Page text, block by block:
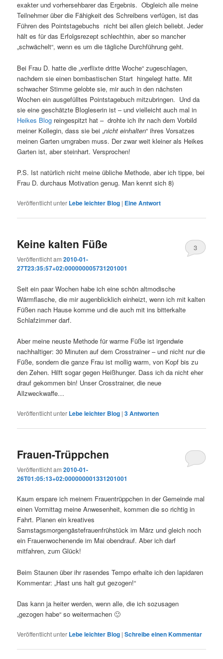
exakter und vorhersehbarer das Ergebnis. Obgleich alle meine
Teilnehmer über die Fähigkeit des Schreibens verfügen, ist das
Führen des Pointstagebuchs nicht bei allen gleich beliebt. Jeder
hält es für das Erfolgsrezept schlechthin, aber so mancher
„schwächelt“, wenn es um die tägliche Durchführung geht.
Bei Frau D. hatte die „verflixte dritte Woche“ zugeschlagen,
nachdem sie einen bombastischen Start hingelegt hatte. Mit
schwacher Stimme gelobte sie, mir auch in den nächsten
Wochen ein ausgefülltes Pointstagebuch mitzubringen. Und da
sie eine geschätzte Blogleserin ist – und vielleicht auch mal in
Heikes Blog reingespitzt hat – drohte ich ihr nach dem Vorbild
meiner Kollegin, dass sie bei „nicht einhalten“ ihres Vorsatzes
meinen Garten umgraben muss. Der zwar weit kleiner als Heikes
Garten ist, aber steinhart. Versprochen!
P.S. Ist natürlich nicht meine übliche Methode, aber ich tippe, bei
Frau D. durchaus Motivation genug. Man kennt sich 8)
Veröffentlicht unter Lebe leichter Blog | EineAntwort
Keine kalten Füße
Veröffentlicht am2010-01-
27T23:35:57+02:000000005731201001
3
Seit ein paar Wochen habe ich eine schön altmodische
Wärmflasche, die mir augenblicklich einheizt, wenn ich mit kalten
Füßen nach Hause komme und die auch mit ins bitterkalte
Schlafzimmer darf.
Aber meine neuste Methode für warme Füße ist irgendwie
nachhaltiger: 30 Minuten auf dem Crosstrainer – und nicht nur die
Füße, sondern die ganze Frau ist mollig warm, von Kopf bis zu
den Zehen. Hilft sogar gegen Heißhunger. Dass ich da nicht eher
drauf gekommen bin! Unser Crosstrainer, die neue
Allzweckwaffe…
Veröffentlicht unter Lebe leichter Blog |3Antworten
Frauen-Trüppchen
Veröffentlicht am2010-01-
26T01:05:13+02:000000001331201001
Kaum erspare ich meinem Frauentrüppchen in der Gemeinde mal
einen Vormittag meine Anwesenheit, kommen die so richtig in
Fahrt. Planen ein kreatives
Samstagsmorgengästefrauenfrühstück im März und gleich noch
ein Frauenwochenende im Mai obendrauf. Aber ich darf
mitfahren, zum Glück!
Beim Staunen über ihr rasendes Tempo erhalte ich den lapidaren
Kommentar: „Hast uns halt gut gezogen!“
Das kann ja heiter werden, wenn alle, die ich sozusagen
„gezogen habe“ so weitermachen 🙂
Veröffentlicht unter Lebe leichter Blog |Schreibe einen Kommentar